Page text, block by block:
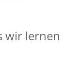
wir lernen